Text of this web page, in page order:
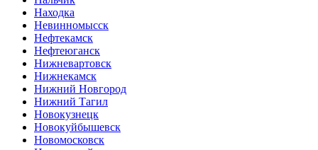
Находка
Невинномысск
Нефтекамск
Нефтеюганск
Нижневартовск
Нижнекамск
Нижний Новгород
Нижний Тагил
Новокузнецк
Новокуйбышевск
Новомосковск